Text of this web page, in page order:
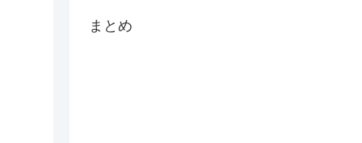
まとめ